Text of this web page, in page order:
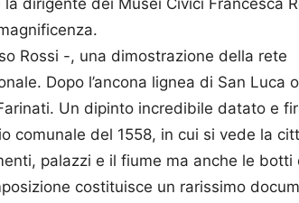
dirigente dei Musei Civici Francesca
Rossi -, una dimostrazione della rete
Dopo l’ancona lignea di San Luca
Un dipinto incredibile datato e
comunale del 1558, in cui si vede la
palazzi e il fiume ma anche le botti
costituisce un rarissimo